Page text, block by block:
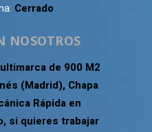
Cerrado
NOSOTROS
de 900 M2
(Madrid), Chapa
Rápida en
si quieres trabajar